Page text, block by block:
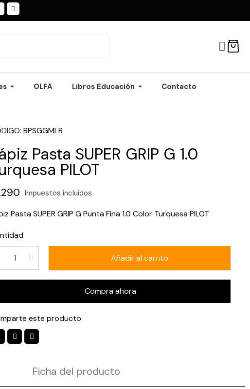
OLFA Libros Educación Contacto
BPSGGMLB
Pasta SUPER GRIP G 1.0
PILOT
Impuestos incluidos
Pasta SUPER GRIP G Punta Fina 1.0 Color Turquesa PILOT
Añadir al carrito
Compra ahora
este producto
Ficha del producto